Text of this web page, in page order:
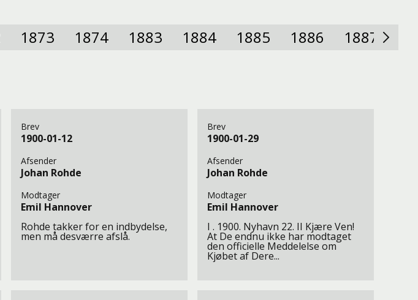
1873 1874 1883 1884 1885 1886 1887
Brev
1900-01-12
Afsender
Johan Rohde
Modtager
Emil Hannover
Rohde takker for en indbydelse,
men må desværre afslå.
Brev
1900-01-29
Afsender
Johan Rohde
Modtager
Emil Hannover
I . 1900. Nyhavn 22. II Kjære Ven!
At De endnu ikke har modtaget
den officielle Meddelelse om
Kjøbet af Dere...